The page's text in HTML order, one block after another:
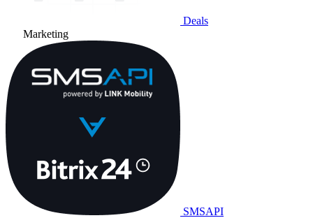
Deals
Marketing
SMSAPI